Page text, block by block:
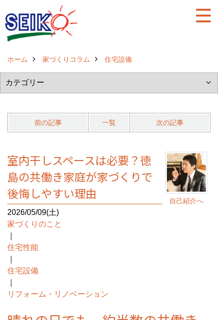
ホーム 家づくりコラム 住宅設備
前の記事 一覧 次の記事
自己紹介へ
室内干しスペースは必要？徳
島の共働き家庭が家づくりで
後悔しやすい理由
2026/05/09(土)
家づくりのこと
住宅性能
住宅設備
リフォーム・リノベーション